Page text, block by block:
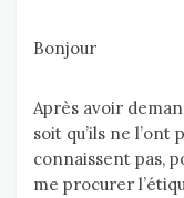
Bonjour
Après avoir
soit qu’ils ne l’ont
connaissent pas,
me procurer